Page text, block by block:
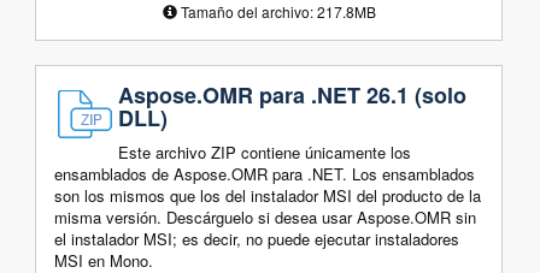
Tamaño del archivo: 217.8MB
Aspose.OMR para .NET 26.1 (solo
DLL)
Este archivo ZIP contiene únicamente los
ensamblados de Aspose.OMR para .NET. Los ensamblados
son los mismos que los del instalador MSI del producto de la
misma versión. Descárguelo si desea usar Aspose.OMR sin
el instalador MSI; es decir, no puede ejecutar instaladores
MSI en Mono.